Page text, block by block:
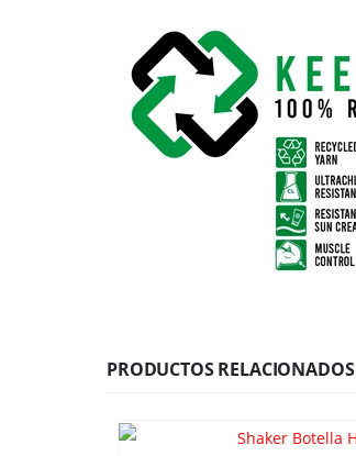
PRODUCTOS RELACIONADOS